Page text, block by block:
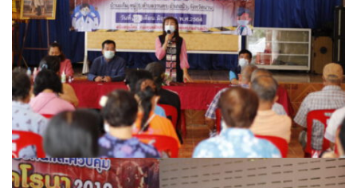
นครน่านทัวร์
ม่วนใจ๋ตี้ขนส่ง
รถโดยสารประจำทาง น่าน – ปัว
รถโดยสารประจำทาง ปัว – บ่อเกลือ
ลักษณาคาร์เร้นท์